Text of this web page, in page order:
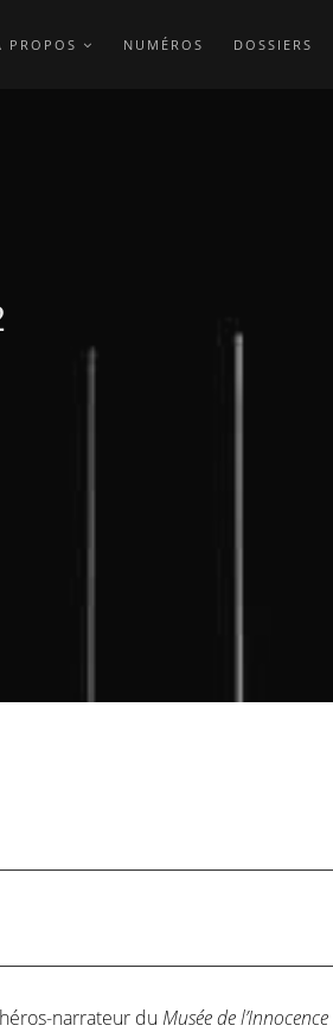
PROPOS NUMÉROS DOSSIERS
narrateur du Musée de l’Innocence